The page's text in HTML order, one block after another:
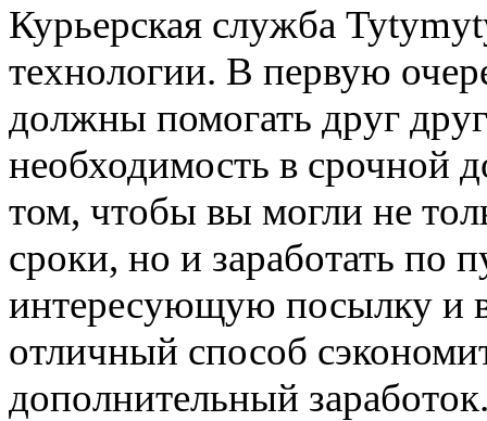
Курьерская служба
технологии. В первую
должны помогать друг
необходимость в срочной
том, чтобы вы могли не
сроки, но и заработать по
интересующую посылку и
отличный способ
дополнительный